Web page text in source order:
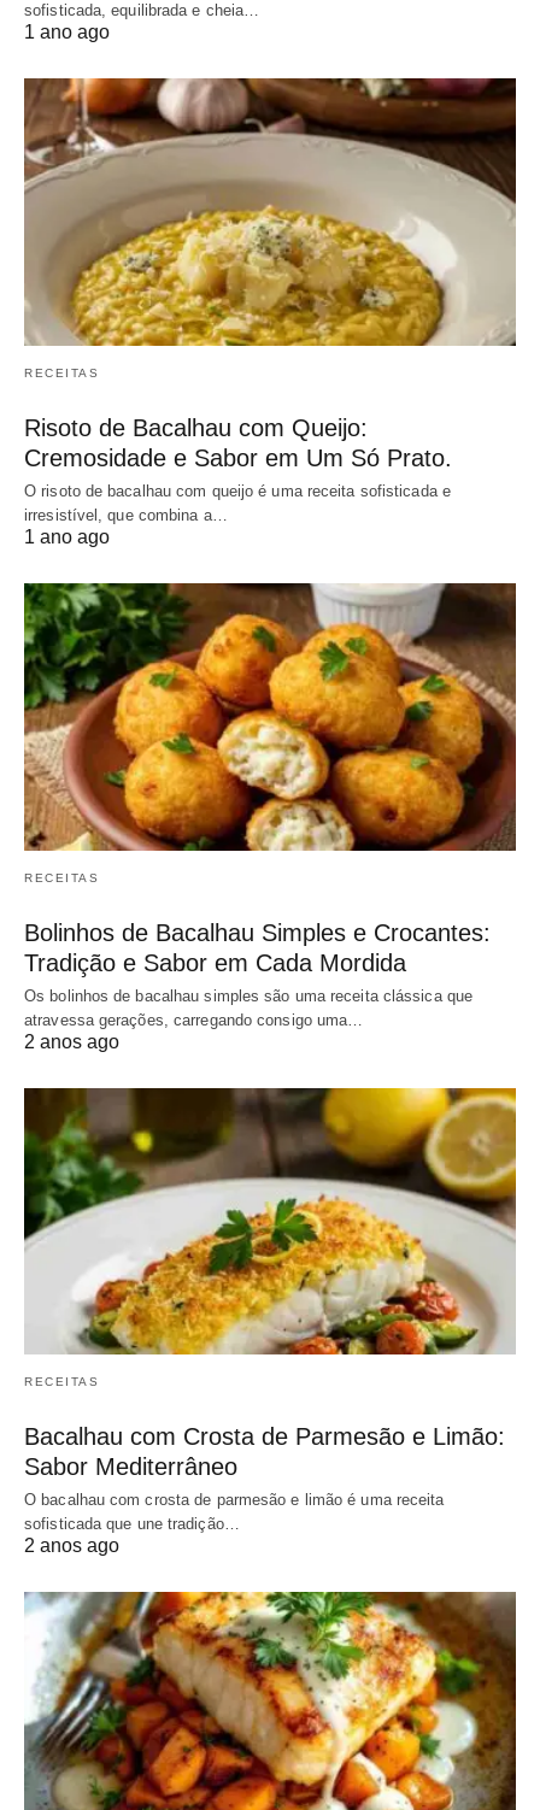
sofisticada, equilibrada e cheia…
1 ano ago
RECEITAS
Risoto de Bacalhau com Queijo:
Cremosidade e Sabor em Um Só Prato.
O risoto de bacalhau com queijo é uma receita sofisticada e
irresistível, que combina a…
1 ano ago
RECEITAS
Bolinhos de Bacalhau Simples e Crocantes:
Tradição e Sabor em Cada Mordida
Os bolinhos de bacalhau simples são uma receita clássica que
atravessa gerações, carregando consigo uma…
2 anos ago
RECEITAS
Bacalhau com Crosta de Parmesão e Limão:
Sabor Mediterrâneo
O bacalhau com crosta de parmesão e limão é uma receita
sofisticada que une tradição…
2 anos ago